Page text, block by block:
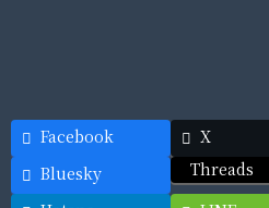
Facebook
X
Bluesky
Threads